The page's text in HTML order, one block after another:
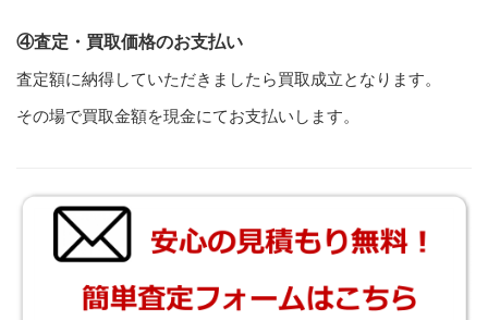
④査定・買取価格のお支払い
査定額に納得していただきましたら買取成立となります。
その場で買取金額を現金にてお支払いします。